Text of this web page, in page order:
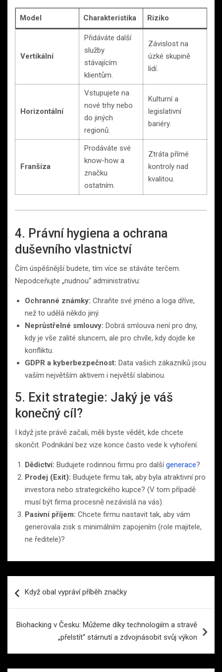
Model Charakteristika Riziko
Vertikální
Přidáváte další
služby
stávajícím
klientům.
Závislost na
úzké skupině
lidí.
Horizontální
Vstupujete na
nové trhy nebo
do jiných
regionů.
Kulturní a
legislativní
bariéry.
Franšíza
Prodáváte své
know-how a
značku
ostatním.
Ztráta přímé
kontroly nad
kvalitou.
4. Právní hygiena a ochrana
duševního vlastnictví
Čím úspěšnější budete, tím více se stáváte terčem.
Nepodceňujte „nudnou“ administrativu:
Ochranné známky: Chraňte své jméno a loga dříve,
než to udělá někdo jiný.
Neprůstřelné smlouvy: Dobrá smlouva není pro dny,
kdy je vše zalité sluncem, ale pro chvíle, kdy dojde ke
konfliktu.
GDPR a kyberbezpečnost: Data vašich zákazníků jsou
vaším největším aktivem i největší slabinou.
5. Exit strategie: Jaký je váš
konečný cíl?
I když jste právě začali, měli byste vědět, kde chcete
skončit. Podnikání bez vize konce často vede k vyhoření.
Dědictví: Budujete rodinnou firmu pro dalšígenerace?
Prodej (Exit): Budujete firmu tak, aby byla atraktivní pro
investora nebo strategického kupce? (V tom případě
musí být firma procesně nezávislá na vás).
Pasivní příjem: Chcete firmu nastavit tak, aby vám
generovala zisk s minimálním zapojením (role majitele,
ne ředitele)?
proKdyž obal vypráví příběh značky
Biohacking v Česku: Můžeme díky technologiím a stravě
„přelstít“ stárnutí a zdvojnásobit svůj výkon